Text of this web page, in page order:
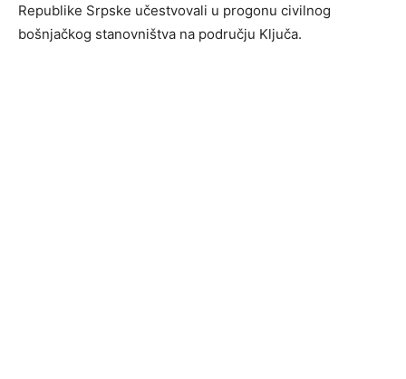
Republike Srpske učestvovali u progonu civilnog
bošnjačkog stanovništva na području Ključa.